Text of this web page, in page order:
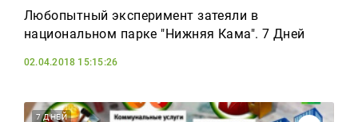
Любопытный эксперимент затеяли в
национальном парке "Нижняя Кама". 7 Дней
02.04.2018 15:15:26
7 ДНЕЙ